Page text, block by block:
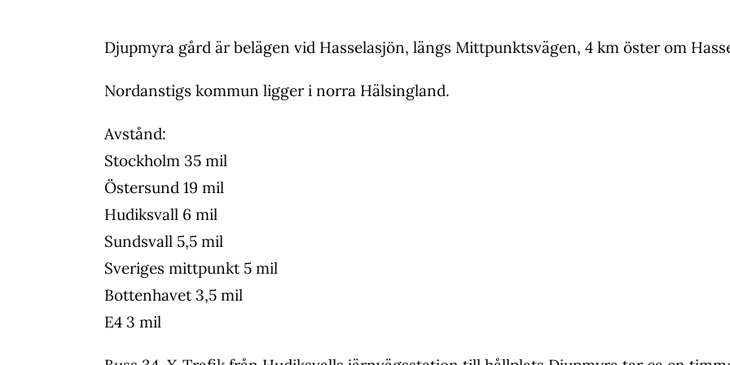
Djupmyra gård är belägen vid Hasselasjön, längs Mittpunktsvägen, 4 km öster om
Nordanstigs kommun ligger i norra Hälsingland.
Avstånd:
Stockholm 35 mil
Östersund 19 mil
Hudiksvall 6 mil
Sundsvall 5,5 mil
Sveriges mittpunkt 5 mil
Bottenhavet 3,5 mil
E4 3 mil